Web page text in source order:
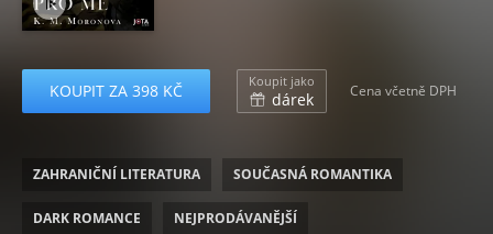
KOUPIT ZA 398 KČ Koupit jako
dárek Cena včetně DPH
ZAHRANIČNÍ LITERATURA SOUČASNÁ ROMANTIKA
DARK ROMANCE NEJPRODÁVANĚJŠÍ